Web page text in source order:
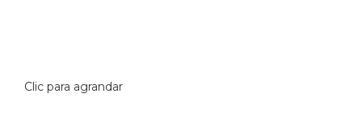
Clic para agrandar